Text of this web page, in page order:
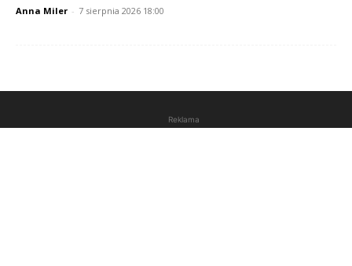
Anna Miler - 7 sierpnia 2026 18:00
Reklama